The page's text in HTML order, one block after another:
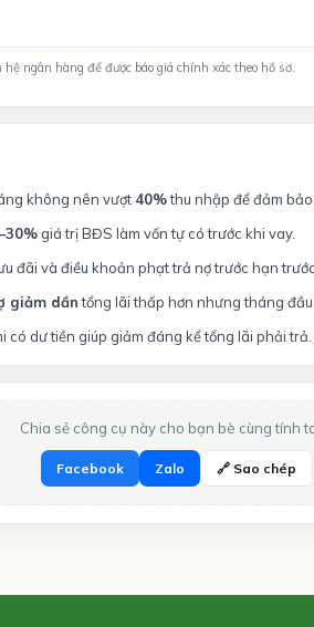
ngân hàng để được báo giá chính xác theo hồ sơ.
không nên vượt 40%thu nhập để đảm
giá trị BĐS làm vốn tự có trước khi vay.
đãi và điều khoản phạt trả nợ trước hạn
giảm dầntổng lãi thấp hơn nhưng tháng
có dư tiền giúp giảm đáng kể tổng lãi phải trả.
Chia sẻ công cụ này cho bạn bè cùng tính
Facebook Zalo 🔗 Sao chép